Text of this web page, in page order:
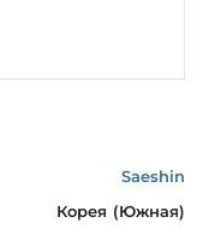
Saeshin
Корея (Южная)